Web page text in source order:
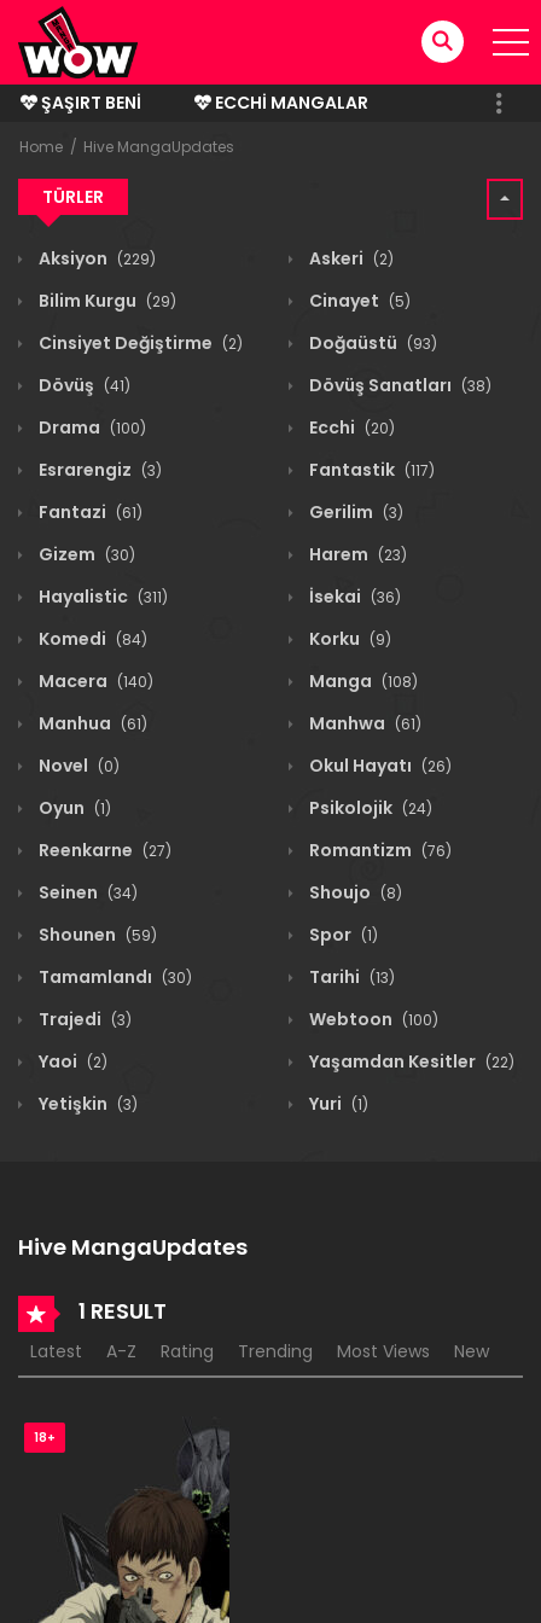
ŞAŞIRT BENI
ECCHI MANGALAR
BITMIŞ MANGALAR
Home Hive MangaUpdates
TÜRLER
Aksiyon (229) Askeri (2)
Bilim Kurgu (29) Cinayet (5)
Cinsiyet Değiştirme (2) Doğaüstü (93)
Dövüş (41) Dövüş Sanatları (38)
Drama (100) Ecchi (20)
Esrarengiz (3) Fantastik (117)
Fantazi (61) Gerilim (3)
Gizem (30) Harem (23)
Hayalistic (311) İsekai (36)
Komedi (84) Korku (9)
Macera (140) Manga (108)
Manhua (61) Manhwa (61)
Novel (0) Okul Hayatı (26)
Oyun (1) Psikolojik (24)
Reenkarne (27) Romantizm (76)
Seinen (34) Shoujo (8)
Shounen (59) Spor (1)
Tamamlandı (30) Tarihi (13)
Trajedi (3) Webtoon (100)
Yaoi (2) Yaşamdan Kesitler (22)
Yetişkin (3) Yuri (1)
Hive MangaUpdates
1 RESULT
Latest A-Z Rating Trending Most Views New
18+